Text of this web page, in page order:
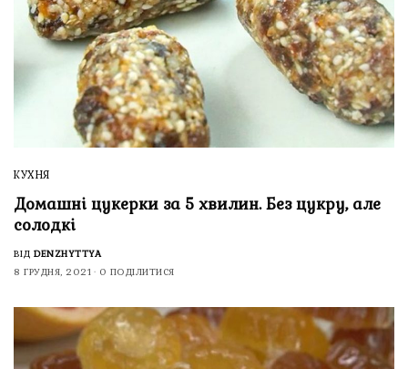
КУХНЯ
Домашні цукерки за 5 хвилин. Без цукру, але
солодкі
ВІД DENZHYTTYA
8 ГРУДНЯ, 2021
0 ПОДІЛИТИСЯ